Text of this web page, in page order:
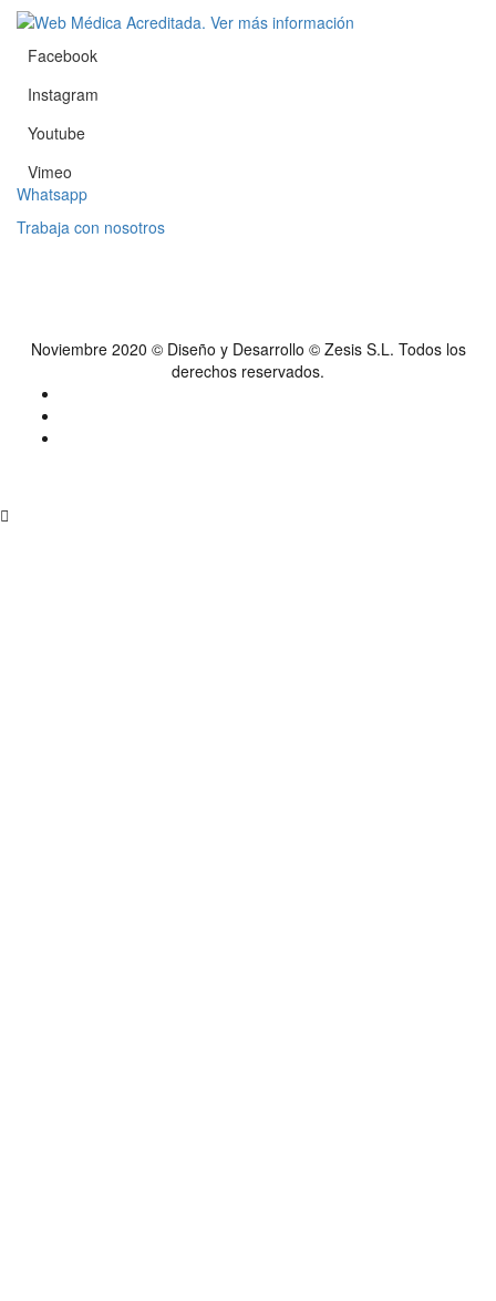
Facebook
Instagram
Youtube
Vimeo
Whatsapp
Trabaja con nosotros
Noviembre 2020 © Diseño y Desarrollo © Zesis S.L. Todos los
derechos reservados.